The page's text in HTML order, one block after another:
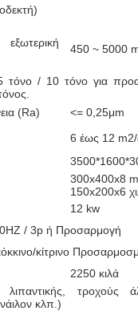
450 ~ 5000
/ 10 τόνο για
(Ra)
<= 0,25μm
6 έως 12
300x400x8
150x200x6
12 kw
/ 3p ή Προσαρμογή
κίτρινο
2250 κιλά
λιπαντικής, τροχούς
κλπ.)